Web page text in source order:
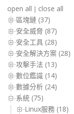
open all | close all
區塊鏈 (37)
安全威脅 (87)
安全工具 (28)
安全解決方案 (28)
攻擊手法 (13)
數位鑑識 (14)
數據分析 (24)
系統 (75)
Linux服務 (18)